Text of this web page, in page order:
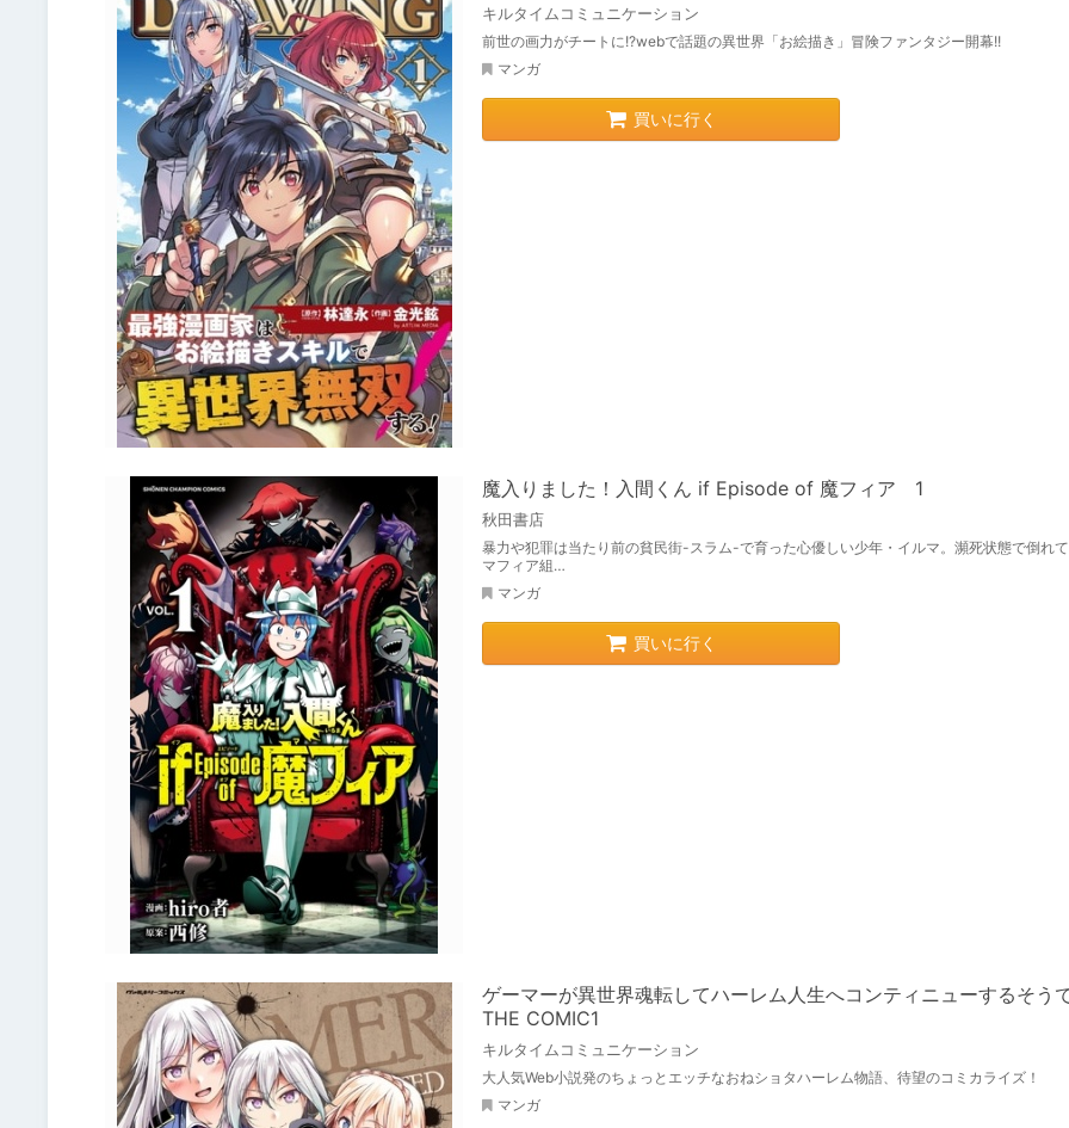
キルタイムコミュニケーション
前世の画力がチートに!?webで話題の異世界「お絵描き」冒険ファンタジー開幕!!
マンガ
買いに行く
魔入りました！入間くん if Episode of 魔フィア 1
秋田書店
暴力や犯罪は当たり前の貧民街-スラム-で育った心優しい少年・イルマ。瀕死状態で倒れ
マフィア組…
マンガ
買いに行く
ゲーマーが異世界魂転してハーレム人生へコンティニューするそ
THE COMIC1
キルタイムコミュニケーション
大人気Web小説発のちょっとエッチなおねショタハーレム物語、待望のコミカライズ！
マンガ